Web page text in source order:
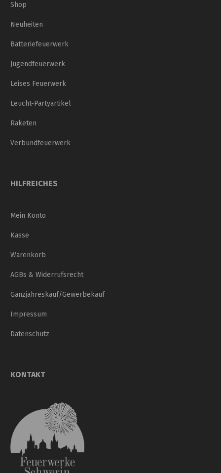
Shop
Neuheiten
Batteriefeuerwerk
Jugendfeuerwerk
Leises Feuerwerk
Leucht-Partyartikel
Raketen
Verbundfeuerwerk
HILFREICHES
Mein Konto
Kasse
Warenkorb
AGBs & Widerrufsrecht
Ganzjahreskauf/Gewerbekauf
Impressum
Datenschutz
KONTAKT